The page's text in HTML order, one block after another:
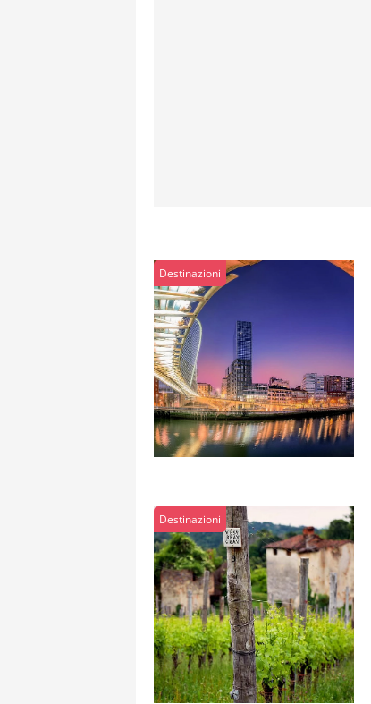
Destinazioni
Destinazioni